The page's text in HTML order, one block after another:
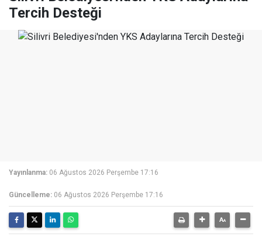
Tercih Desteği
Yayınlanma: 06 Ağustos 2026 Perşembe 17:16
Güncelleme: 06 Ağustos 2026 Perşembe 17:16